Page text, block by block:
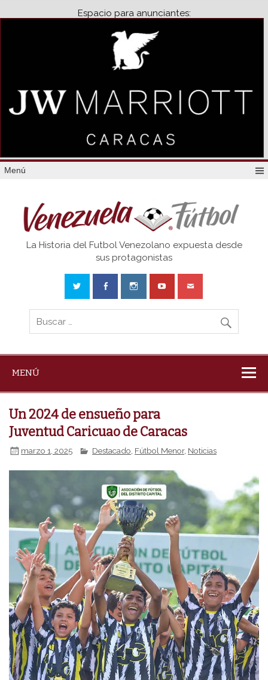
Espacio para anunciantes:
Menú
Venezuela
La Historia del Futbol Venezolano expuesta desde
sus protagonistas
MENÚ
Un 2024 de ensueño para
Juventud Caricuao de Caracas
marzo 1, 2025 Destacado Fútbol Menor, Noticias